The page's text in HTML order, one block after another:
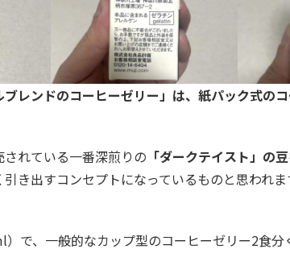
レンドのコーヒーゼリー」は、紙パック式のコ
れている一番深煎りの 「ダークテイスト」の
き出すコンセプトになっているものと思われま
で、一般的なカップ型のコーヒーゼリー2食分